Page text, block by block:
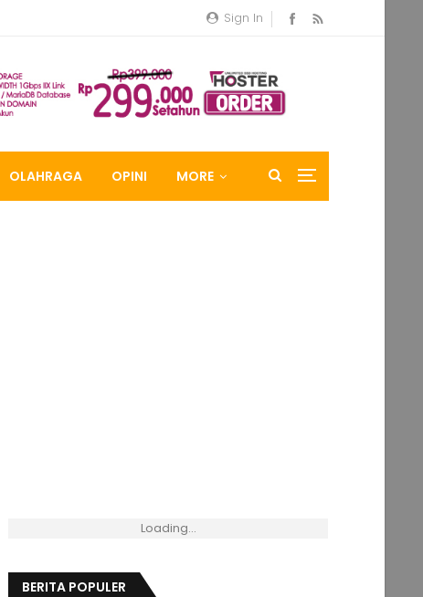
Sign In
OLAHRAGA OPINI MORE
Loading...
BERITA POPULER